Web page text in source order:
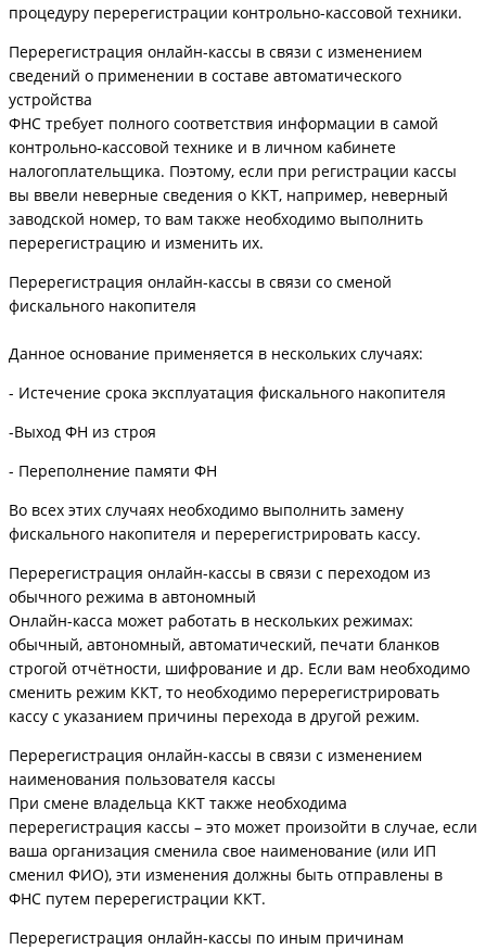
процедуру перерегистрации контрольно-кассовой техники.
Перерегистрация онлайн-кассы в связи с изменением
сведений о применении в составе автоматического
устройства
ФНС требует полного соответствия информации в самой
контрольно‑кассовой технике и в личном кабинете
налогоплательщика. Поэтому, если при регистрации кассы
вы ввели неверные сведения о ККТ, например, неверный
заводской номер, то вам также необходимо выполнить
перерегистрацию и изменить их.
Перерегистрация онлайн-кассы в связи со сменой
фискального накопителя
Данное основание применяется в нескольких случаях:
- Истечение срока эксплуатация фискального накопителя
-Выход ФН из строя
- Переполнение памяти ФН
Во всех этих случаях необходимо выполнить замену
фискального накопителя и перерегистрировать кассу.
Перерегистрация онлайн-кассы в связи с переходом из
обычного режима в автономный
Онлайн-касса может работать в нескольких режимах:
обычный, автономный, автоматический, печати бланков
строгой отчётности, шифрование и др. Если вам необходимо
сменить режим ККТ, то необходимо перерегистрировать
кассу с указанием причины перехода в другой режим.
Перерегистрация онлайн-кассы в связи с изменением
наименования пользователя кассы
При смене владельца ККТ также необходима
перерегистрация кассы – это может произойти в случае, если
ваша организация сменила свое наименование (или ИП
сменил ФИО), эти изменения должны быть отправлены в
ФНС путем перерегистрации ККТ.
Перерегистрация онлайн-кассы по иным причинам